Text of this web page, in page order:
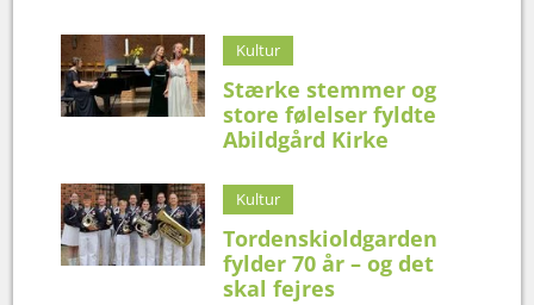
Kultur
Stærke stemmer og
store følelser fyldte
Abildgård Kirke
Kultur
Tordenskioldgarden
fylder 70 år – og det
skal fejres